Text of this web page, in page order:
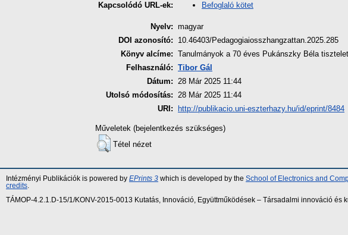
Kapcsolódó URL-ek: Befoglaló kötet
Nyelv: magyar
DOI azonosító:
10.46403/Pedagogiaiosszhangzattan.2025.285
Könyv alcíme: Tanulmányok a 70 éves Pukánszky Béla
Felhasználó: Tibor Gál
Dátum: 28 Már 2025 11:44
Utolsó módosítás: 28 Már 2025 11:44
URI:
http://publikacio.uni-eszterhazy.hu/id/eprint/8484
Műveletek (bejelentkezés szükséges)
Tétel nézet
Intézményi Publikációk is powered by EPrints 3 which is developed by the School of Electronics and
credits
TÁMOP-4.2.1.D-15/1/KONV-2015-0013 Kutatás, Innováció, Együttműködések – Társadalmi innováció